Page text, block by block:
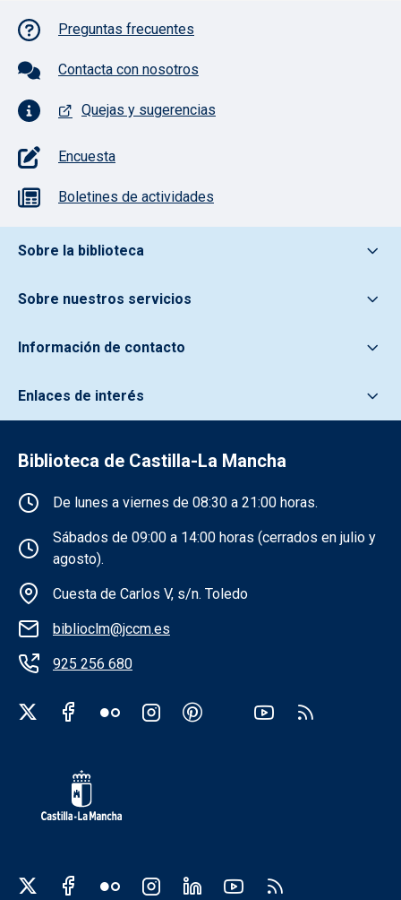
Pie de página con iconos
Preguntas frecuentes
Contacta con nosotros
Quejas y sugerencias
Encuesta
Boletines de actividades
Pie de pagina información
Sobre la biblioteca
Sobre nuestros servicios
Información de contacto
Enlaces de interés
Biblioteca de Castilla-La Mancha
Información de la institución
De lunes a viernes de 08:30 a 21:00 horas.
Sábados de 09:00 a 14:00 horas (cerrados en julio y
agosto).
Cuesta de Carlos V, s/n. Toledo
biblioclm@jccm.es
925 256 680
Redes sociales institución
Redes sociales JCCM